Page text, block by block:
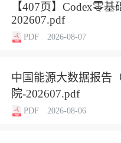
【407页】Codex零
202607.pdf
PDF 2026-08-07
中国能源大数据报告
院-202607.pdf
PDF 2026-08-06